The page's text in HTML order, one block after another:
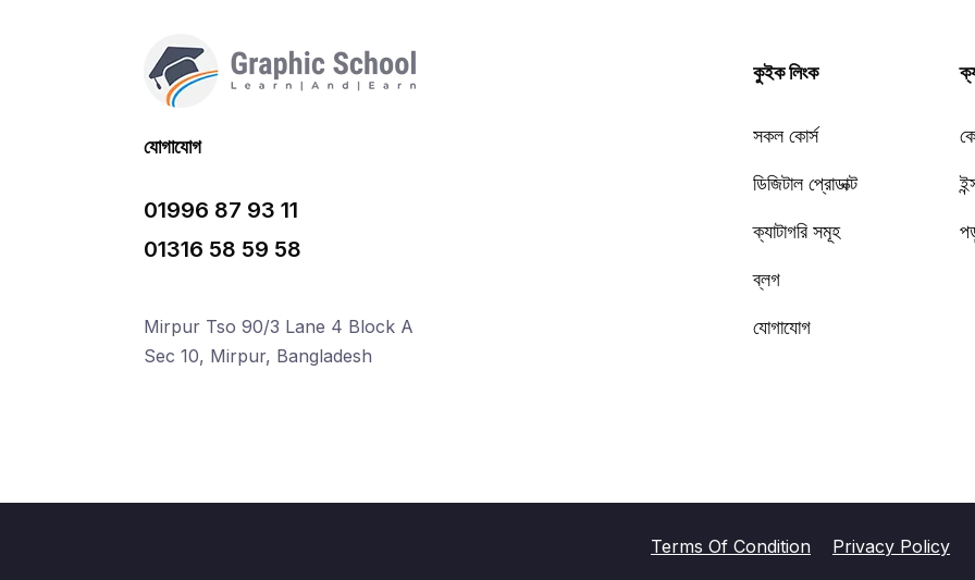
যোগাযোগ
01996 87 93 11
01316 58 59 58
Mirpur Tso 90/3 Lane 4 Block A
Sec 10, Mirpur, Bangladesh
কুইক লিংক
সকল কোর্স
ডিজিটাল প্রোডাক্ট
ক্যাটাগরি সমূহ
ব্লগ
যোগাযোগ
Terms Of Condition Privacy Policy